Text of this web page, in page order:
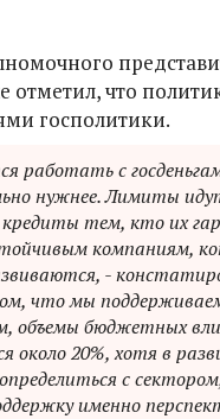
отметил, что
госполитики.
работать с
нужнее. Лимиты
тем, кто их
компаниям,
-
что мы
объемы бюджетных
около 20%, хотя в
с
именно